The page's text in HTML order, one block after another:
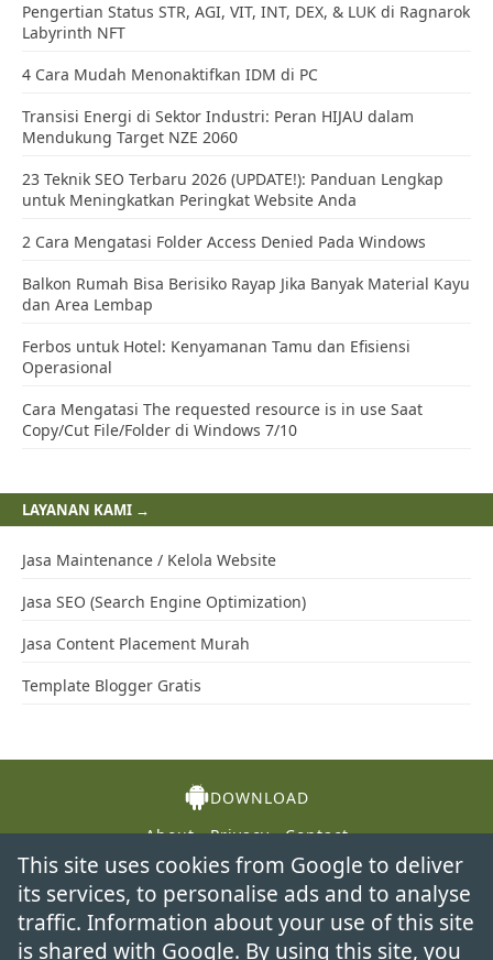
Pengertian Status STR, AGI, VIT, INT, DEX, & LUK di Ragnarok
Labyrinth NFT
4 Cara Mudah Menonaktifkan IDM di PC
Transisi Energi di Sektor Industri: Peran HIJAU dalam
Mendukung Target NZE 2060
23 Teknik SEO Terbaru 2026 (UPDATE!): Panduan Lengkap
untuk Meningkatkan Peringkat Website Anda
2 Cara Mengatasi Folder Access Denied Pada Windows
Balkon Rumah Bisa Berisiko Rayap Jika Banyak Material Kayu
dan Area Lembap
Ferbos untuk Hotel: Kenyamanan Tamu dan Efisiensi
Operasional
Cara Mengatasi The requested resource is in use Saat
Copy/Cut File/Folder di Windows 7/10
LAYANAN KAMI →
Jasa Maintenance / Kelola Website
Jasa SEO (Search Engine Optimization)
Jasa Content Placement Murah
Template Blogger Gratis
DOWNLOAD
About
Privacy Contact
This site uses cookies from Google to deliver
its services, to personalise ads and to analyse
traffic. Information about your use of this site
is shared with Google. By using this site, you